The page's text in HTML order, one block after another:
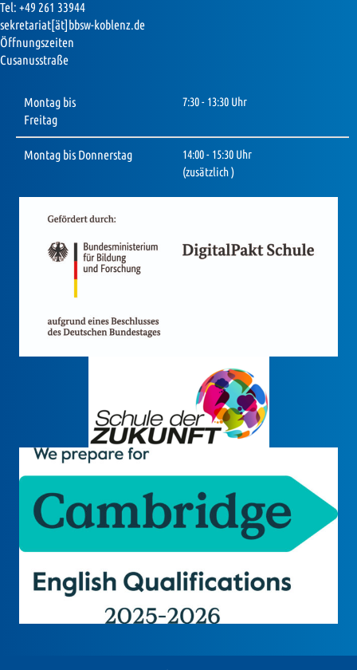
Tel: +49 261 33944
sekretariat[ät]bbsw-koblenz.de
Öffnungszeiten
Cusanusstraße
Montag bis
Freitag
7:30 - 13:30 Uhr
Montag bis Donnerstag
14:00 - 15:30 Uhr
(zusätzlich )